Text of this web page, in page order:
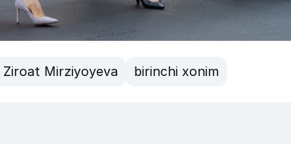
Ziroat Mirziyoyeva birinchi xonim